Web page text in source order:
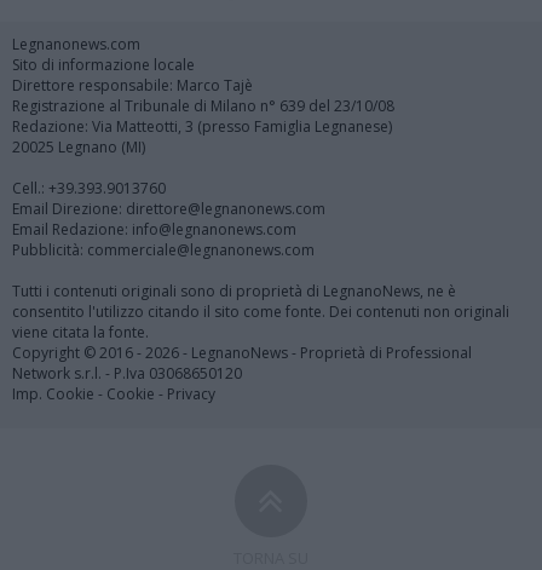
Legnanonews.com
Sito di informazione locale
Direttore responsabile: Marco Tajè
Registrazione al Tribunale di Milano n° 639 del 23/10/08
Redazione: Via Matteotti, 3 (presso Famiglia Legnanese)
20025 Legnano (MI)
Cell.: +39.393.9013760
Email Direzione: direttore@legnanonews.com
Email Redazione: info@legnanonews.com
Pubblicità: commerciale@legnanonews.com
Tutti i contenuti originali sono di proprietà di LegnanoNews, ne è
consentito l'utilizzo citando il sito come fonte. Dei contenuti non originali
viene citata la fonte.
Copyright © 2016 - 2026 - LegnanoNews - Proprietà di Professional
Network s.r.l. - P.Iva 03068650120
Imp. Cookie - Cookie - Privacy